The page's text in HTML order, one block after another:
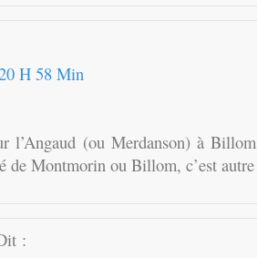
H 58 Min
l’Angaud (ou Merdanson) à
de Montmorin ou Billom, c’est
: